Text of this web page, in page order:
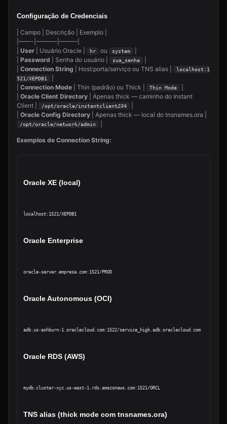
Configuração de Credenciais
| Campo | Descrição | Exemplo |
|——-|———–|———|
User | Usuário Oracle | hr ou system
Password | Senha do usuário | sua_senha
Connection String | Host:porta/serviço ou TNS alias |
localhost:1
521/XEPDB1
Connection Mode | Thin (padrão) ou Thick | Thin Mode
Oracle Client Directory | Apenas thick — caminho do Instant
Client |
/opt/oracle/instantclient234
Oracle Config Directory | Apenas thick — local do tnsnames.ora |
/opt/oracle/network/admin
Exemplos de Connection String:
Oracle XE (local)
localhost:1521/XEPDB1
Oracle Enterprise
oracle-server.empresa.com:1521/PROD
Oracle Autonomous (OCI)
adb.us-ashburn-1.oraclecloud.com:1522/service_high.adb.oraclecloud.com
Oracle RDS (AWS)
mydb.cluster-xyz.us-east-1.rds.amazonaws.com:1521/ORCL
TNS alias (thick mode com tnsnames.ora)